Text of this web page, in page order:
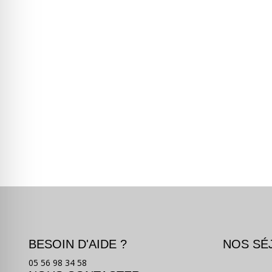
BESOIN D'AIDE ?
05 56 98 34 58
NOS